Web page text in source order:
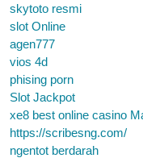
skytoto resmi
slot Online
agen777
vios 4d
phising porn
Slot Jackpot
xe8 best online casino
https://scribesng.com/
ngentot berdarah